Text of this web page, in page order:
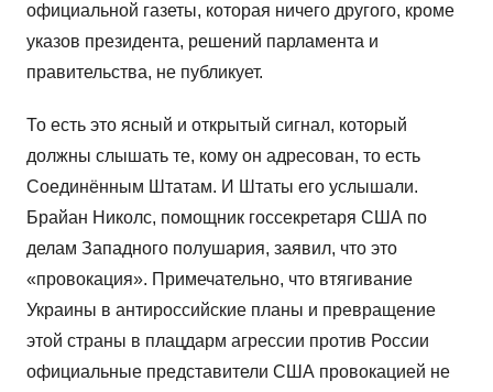
официальной газеты, которая ничего другого, кроме
указов президента, решений парламента и
правительства, не публикует.
То есть это ясный и открытый сигнал, который
должны слышать те, кому он адресован, то есть
Соединённым Штатам. И Штаты его услышали.
Брайан Николс, помощник госсекретаря США по
делам Западного полушария, заявил, что это
«провокация». Примечательно, что втягивание
Украины в антироссийские планы и превращение
этой страны в плацдарм агрессии против России
официальные представители США провокацией не